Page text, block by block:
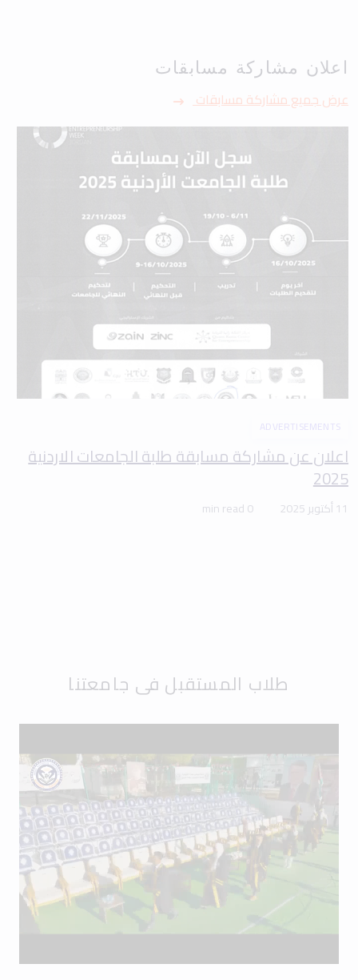
اعلان مشاركة مسابقات
عرض جميع مشاركة مسابقات
ADVERTISEMENTS
اعلان عن مشاركة مسابقة طلبة الجامعات الاردنية
2025
11 أكتوبر 2025 0 min read
طلاب المستقبل في جامعتنا